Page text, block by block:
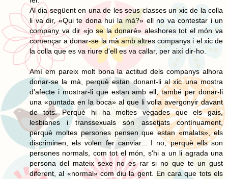
Al dia següent en una de les seus classes un xic de la colla
li va dir, «Qui te dona hui la mà?» ell no va contestar i un
company va dir «jo se la donaré» aleshores tot el món va
començar a donar-se la mà amb altres companys i el xic de
la colla que es va riure d'ell es va callar, per així dir-ho.
Amí em pareix molt bona la actitud dels companys alhora
donar-se la mà, perquè estan donant-li al xic una mostra
d'afecte i mostrar-li que estan amb ell, també per donar-li
una «puntada en la boca» al que li volia avergonyir davant
de tots. Perquè hi ha moltes vegades que els gais,
lesbianes i transsexuals són assetjats contínuament,
perquè moltes persones pensen que estan «malats», els
discriminen, els volen fer canviar... I no, perquè ells son
persones normals, com tot el món, s'hi a un li agrada una
persona del mateix sexe no es rar si no que te un gust
diferent, al «normal» com diu la gent. En cara que tots els